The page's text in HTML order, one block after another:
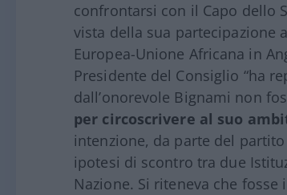
confrontarsi con il Capo dello
vista della sua partecipazione
Europea-Unione Africana in
Presidente del Consiglio “ha
dall’onorevole Bignami non
per circoscrivere al suo
intenzione, da parte del
ipotesi di scontro tra due
Nazione. Si riteneva che